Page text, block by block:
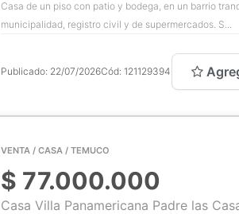
Casa de un piso con patio y bodega, en un barrio
municipalidad, registro civil y de supermercados. S...
Publicado: 22/07/2026Cód: 121129394
VENTA / CASA / TEMUCO
$ 77.000.000
Casa Villa Panamericana Padre las